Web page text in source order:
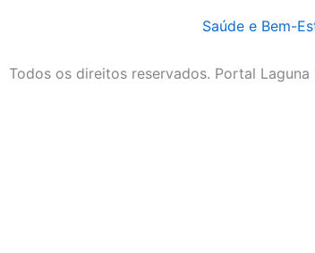
Saúde e Bem-
Todos os direitos reservados. Portal